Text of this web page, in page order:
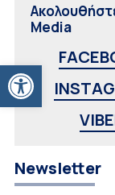
Ανοίξτε τη γραμμή
Media
Newsletter